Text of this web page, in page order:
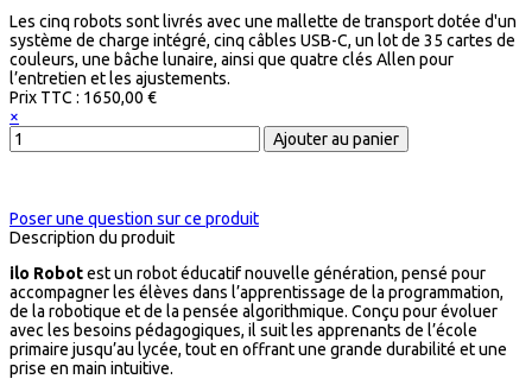
Les cinq robots sont livrés avec une mallette de transport dotée d'un
système de charge intégré, cinq câbles USB-C, un lot de 35 cartes de
couleurs, une bâche lunaire, ainsi que quatre clés Allen pour
l’entretien et les ajustements.
Prix ​​TTC : 1650,00 €
×
Poser une question sur ce produit
Description du produit
ilo Robotest un robot éducatif nouvelle génération, pensé pour
accompagner les élèves dans l’apprentissage de la programmation,
de la robotique et de la pensée algorithmique. Conçu pour évoluer
avec les besoins pédagogiques, il suit les apprenants de l’école
primaire jusqu’au lycée, tout en offrant une grande durabilité et une
prise en main intuitive.